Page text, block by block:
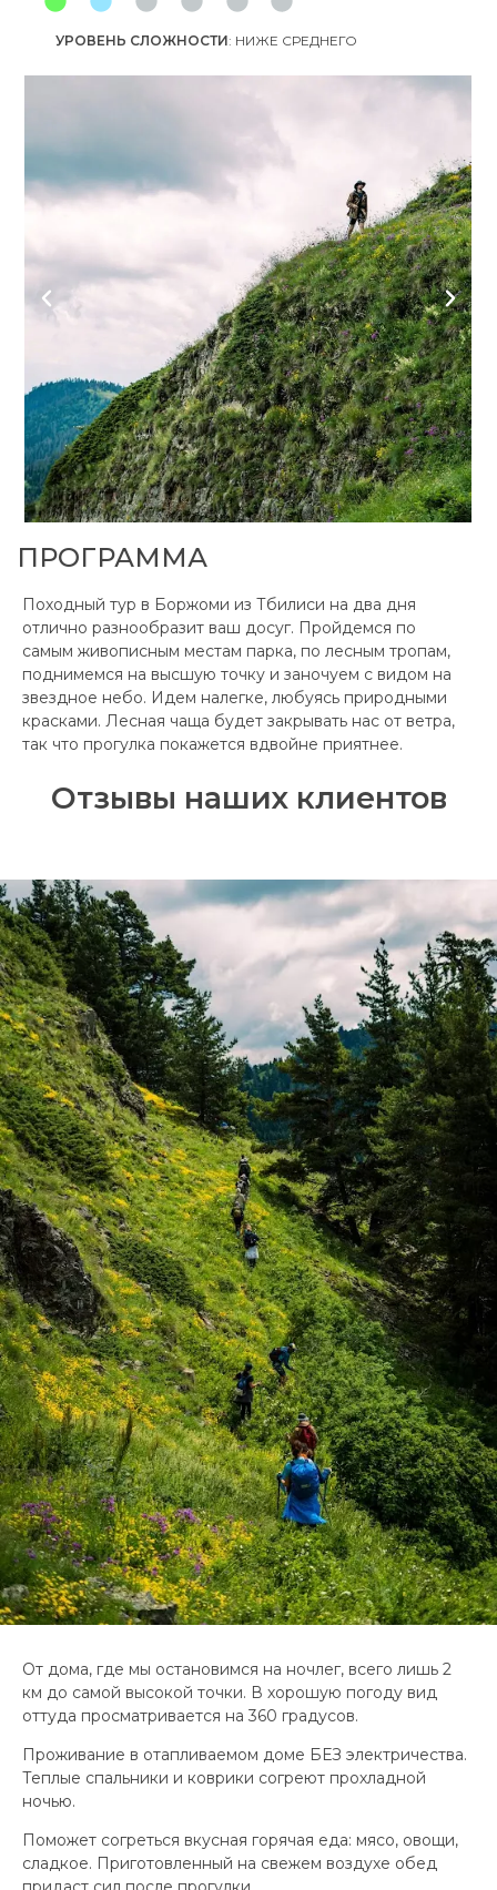
УРОВЕНЬ СЛОЖНОСТИ: НИЖЕ СРЕДНЕГО
ПРОГРАММА
Походный тур в Боржоми из Тбилиси на два дня
отлично разнообразит ваш досуг. Пройдемся по
самым живописным местам парка, по лесным тропам,
поднимемся на высшую точку и заночуем с видом на
звездное небо. Идем налегке, любуясь природными
красками. Лесная чаща будет закрывать нас от ветра,
так что прогулка покажется вдвойне приятнее.
Отзывы наших клиентов
От дома, где мы остановимся на ночлег, всего лишь 2
км до самой высокой точки. В хорошую погоду вид
оттуда просматривается на 360 градусов.
Проживание в отапливаемом доме БЕЗ электричества.
Теплые спальники и коврики согреют прохладной
ночью.
Поможет согреться вкусная горячая еда: мясо, овощи,
сладкое. Приготовленный на свежем воздухе обед